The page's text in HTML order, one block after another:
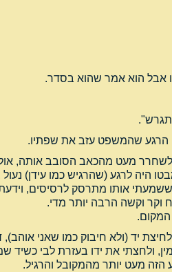
אבל הוא אמר שהוא בסדר.
הרגע שהמשפט עזב את שפתיו.
לשחרר מעט מהכאב הסובב אותה,
היה לרגע (שהרגיש כמו עידן) נעול
אותו מתרסק לרסיסים,
וקשה הרבה יותר מדי.
המקום.
יד (ולא חיבוק כמו שאני אוהב),
ולחצתי את ידו בעזרת לבי כשיד
הזה מעט יותר מהמקובל והרגיל.